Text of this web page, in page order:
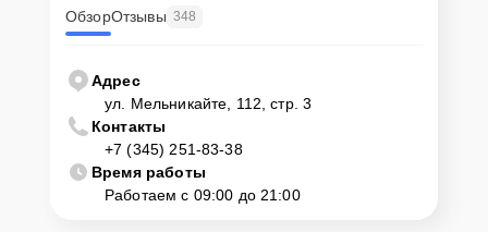
ОбзорОтзывы 348
Адрес
ул. Мельникайте, 112, стр. 3
Контакты
+7 (345) 251-83-38
Время работы
Работаем с 09:00 до 21:00